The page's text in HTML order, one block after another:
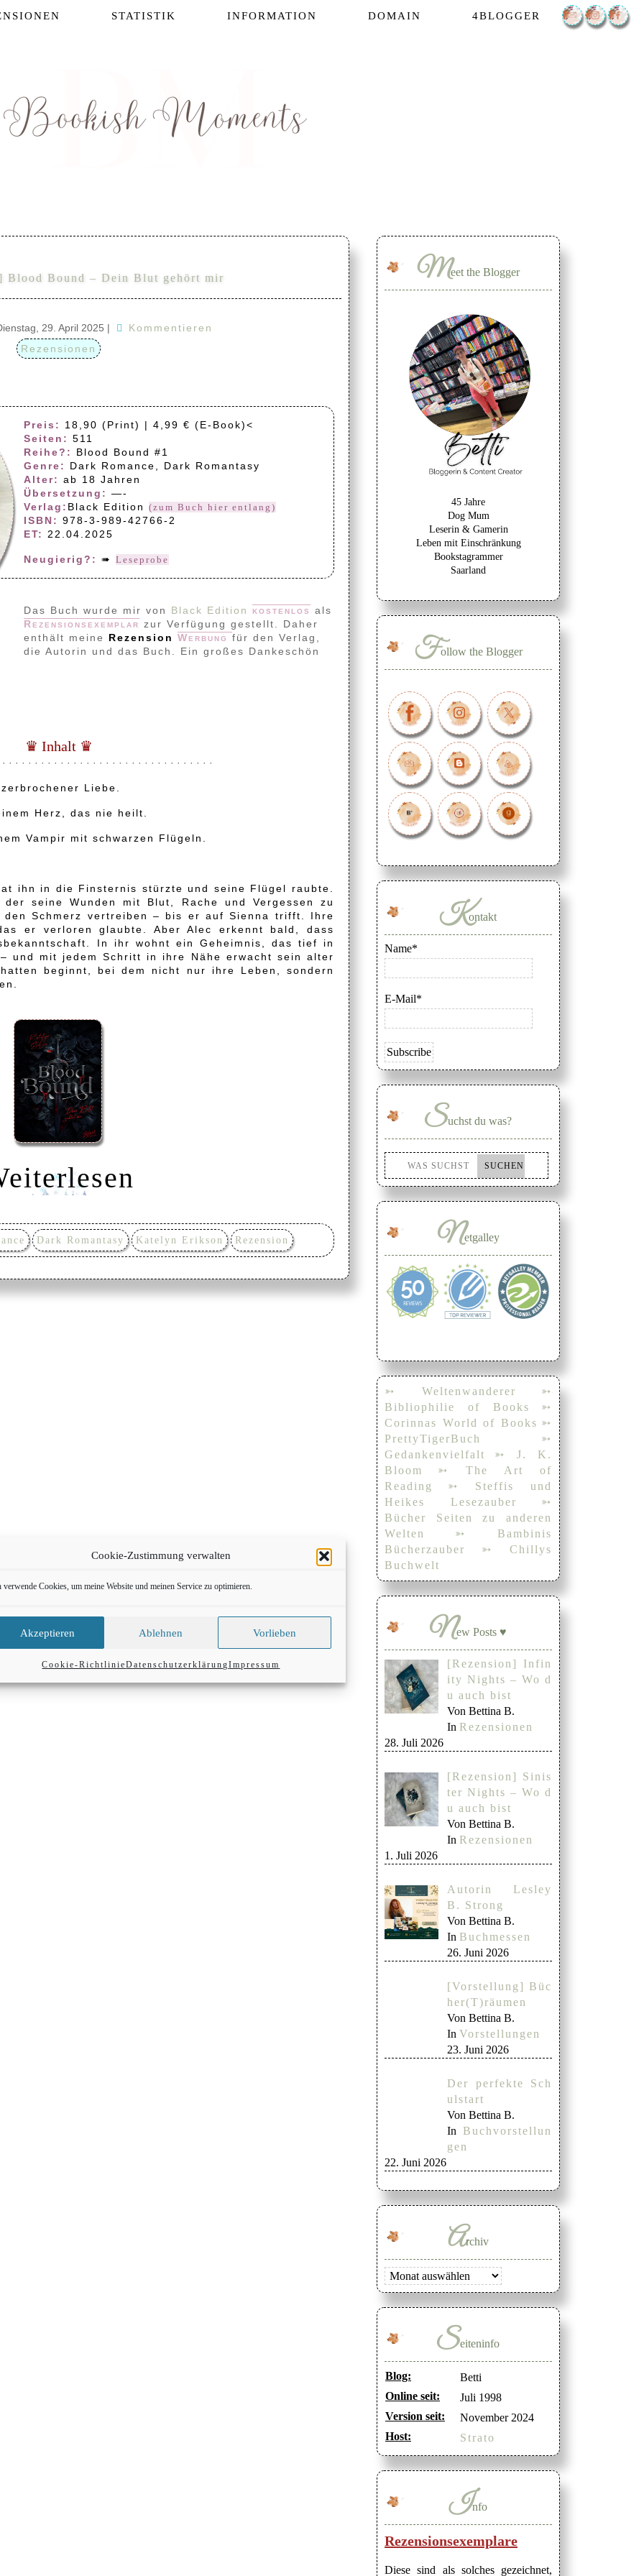
Cookie-Zustimmung verwalten
verwende Cookies, um meine Website und meinen Service zu optimieren.
Akzeptieren Ablehnen Vorlieben
Cookie-RichtlinieDatenschutzerklärungImpressum
STATISTIK INFORMATION DOMAIN 4BLOGGER
Blood Bound – Dein Blut gehört mir
29. April 2025 |
Kommentieren
Rezensionen
Preis:
18,90 (Print) | 4,99 € (E-Book)<
Seiten: 511
Reihe?:
Blood Bound #1
Genre:
Dark Romance, Dark Romantasy
Alter: ab 18 Jahren
Übersetzung: —-
Verlag: Black Edition (zum Buch hier entlang)
ISBN: 978-3-989-42766-2
ET:
22.04.2025
Neugierig?: ➠ Leseprobe
Das Buch wurde mir von Black Edition kostenlos als
Rezensionsexemplar zur Verfügung gestellt. Daher
enthält meine Rezension Werbung für den Verlag,
die Autorin und das Buch. Ein großes Dankeschön
♛ Inhalt ♛
· · · · · · · · · · · · · · · · · · · · · · · · · · · · · · · ·
Liebe.
Herz, das nie heilt.
Vampir mit schwarzen Flügeln.
ihn in die Finsternis stürzte und seine Flügel raubte.
seine Wunden mit Blut, Rache und Vergessen zu
Schmerz vertreiben – bis er auf Sienna trifft. Ihre
er verloren glaubte. Aber Alec erkennt bald, dass
In ihr wohnt ein Geheimnis, das tief in
und mit jedem Schritt in ihre Nähe erwacht sein alter
beginnt, bei dem nicht nur ihre Leben, sondern
Dark Romantasy Katelyn Erikson Rezension
Meet the Blogger
45 Jahre
Dog Mum
Leserin & Gamerin
Leben mit Einschränkung
Bookstagrammer
Saarland
Follow the Blogger
Kontakt
Name*
E-Mail*
Suchst du was?
Netgalley
➳ Weltenwanderer
➳
Bibliophilie of Books
➳
Corinnas World of Books ➳
PrettyTigerBuch
➳
Gedankenvielfalt
➳ J. K.
Bloom
➳ The Art of
Reading
➳ Steffis und
Heikes Lesezauber
➳
Bücher Seiten zu anderen
Welten
➳ Bambinis
Bücherzauber
➳ Chillys
Buchwelt
New Posts ♥
[Rezension] Infin
ity Nights – Wo d
u auch bist
Von Bettina B.
In Rezensionen
28. Juli 2026
[Rezension] Sinis
ter Nights – Wo d
u auch bist
Von Bettina B.
In Rezensionen
1. Juli 2026
Autorin Lesley
B. Strong
Von Bettina B.
In Buchmessen
26. Juni 2026
[Vorstellung] Büc
her(T)räumen
Von Bettina B.
In Vorstellungen
23. Juni 2026
Der perfekte Sch
ulstart
Von Bettina B.
In Buchvorstellun
gen
22. Juni 2026
Archiv
Archiv
Seiteninfo
Blog:
Betti
Online seit:
Juli 1998
Version seit:
November 2024
Host:
Strato
Info
Rezensionsexemplare
Diese sind als solches gezeichnet,